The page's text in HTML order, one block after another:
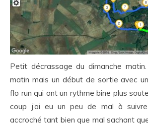
Petit décrassage du dimanche
matin mais un début de sortie avec
flo run qui ont un rythme bine plus
coup j’ai eu un peu de mal à
accroché tant bien que mal sachant